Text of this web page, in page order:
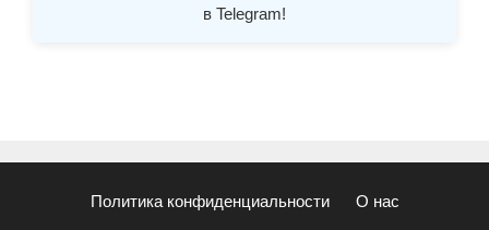
в Telegram!
Политика конфиденциальности О нас